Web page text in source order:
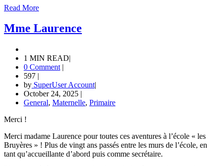
Read More
Mme Laurence
1 MIN READ|
0 Comment |
597 |
by SuperUser Account|
October 24, 2025 |
General, Maternelle, Primaire
Merci !
Merci madame Laurence pour toutes ces aventures à l’école « les
Bruyères » ! Plus de vingt ans passés entre les murs de l’école, en
tant qu’accueillante d’abord puis comme secrétaire.